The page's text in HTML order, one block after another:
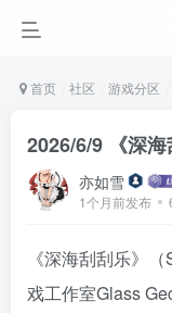
首页 社区 游戏分区
2026/6/9 《深
亦如雪
1个月前发布
《深海刮刮乐》
戏工作室Glass